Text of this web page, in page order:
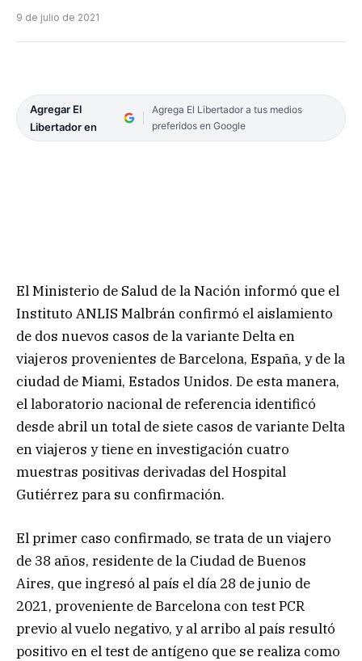
9 de julio de 2021
Agregar El
Libertador en
Agrega El Libertador a tus medios
preferidos en Google
El Ministerio de Salud de la Nación informó que el
Instituto ANLIS Malbrán confirmó el aislamiento
de dos nuevos casos de la variante Delta en
viajeros provenientes de Barcelona, España, y de la
ciudad de Miami, Estados Unidos. De esta manera,
el laboratorio nacional de referencia identificó
desde abril un total de siete casos de variante Delta
en viajeros y tiene en investigación cuatro
muestras positivas derivadas del Hospital
Gutiérrez para su confirmación.
El primer caso confirmado, se trata de un viajero
de 38 años, residente de la Ciudad de Buenos
Aires, que ingresó al país el día 28 de junio de
2021, proveniente de Barcelona con test PCR
previo al vuelo negativo, y al arribo al país resultó
positivo en el test de antígeno que se realiza como